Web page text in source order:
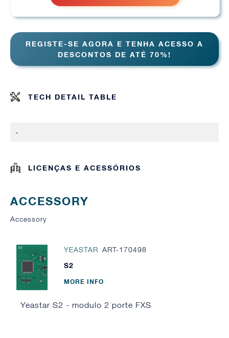
REGISTE-SE AGORA E TENHA ACESSO A
DESCONTOS DE ATÉ 70%!
TECH DETAIL TABLE
-
LICENÇAS E ACESSÓRIOS
ACCESSORY
Accessory
YEASTAR ART-170498
S2
MORE INFO
Yeastar S2 - modulo 2 porte FXS